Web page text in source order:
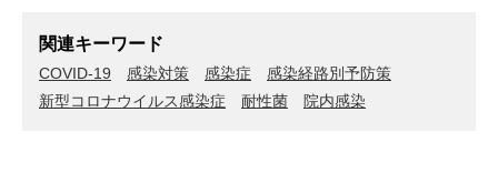
関連キーワード
COVID-19 感染対策 感染症
感染経路別予防策
新型コロナウイルス感染症
耐性菌 院内感染